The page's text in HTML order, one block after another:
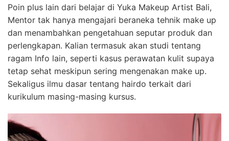
Poin plus lain dari belajar di Yuka Makeup Artist Bali,
Mentor tak hanya mengajari beraneka tehnik make up
dan menambahkan pengetahuan seputar produk dan
perlengkapan. Kalian termasuk akan studi tentang
ragam Info lain, seperti kasus perawatan kulit supaya
tetap sehat meskipun sering mengenakan make up.
Sekaligus ilmu dasar tentang hairdo terkait dari
kurikulum masing-masing kursus.